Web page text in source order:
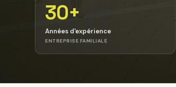
30+
Années d'expérience
ENTREPRISE FAMILIALE